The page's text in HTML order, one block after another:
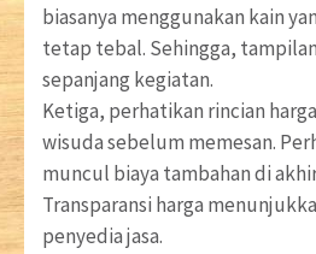
biasanya menggunakan kain
tetap tebal. Sehingga,
sepanjang kegiatan.
Ketiga, perhatikan rincian
wisuda sebelum memesan.
muncul biaya tambahan di
Transparansi harga
penyedia jasa.